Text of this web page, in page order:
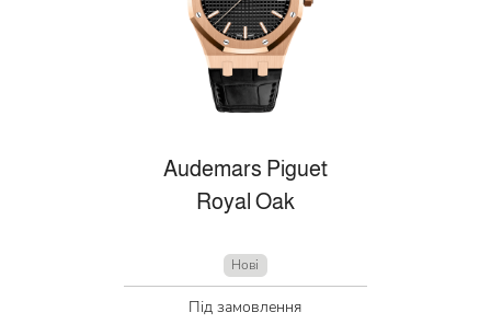
Audemars Piguet
Royal Oak
Нові
Під замовлення